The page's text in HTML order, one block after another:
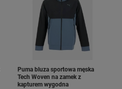
Puma bluza sportowa męska
Tech Woven na zamek z
kapturem wygodna